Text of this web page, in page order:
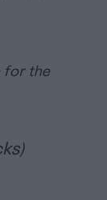
for the